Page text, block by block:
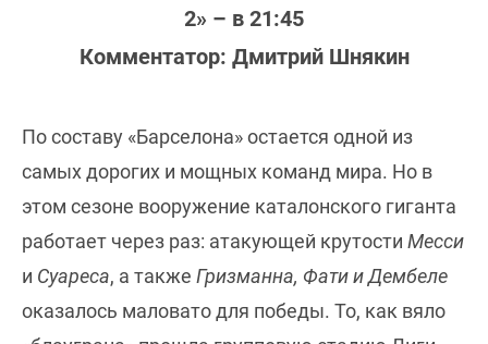
2» – в 21:45
Комментатор: Дмитрий Шнякин
По составу «Барселона» остается одной из
самых дорогих и мощных команд мира. Но в
этом сезоне вооружение каталонского гиганта
работает через раз: атакующей крутости Месси
и Суареса, а также Гризманна, Фати и Дембеле
оказалось маловато для победы. То, как вяло